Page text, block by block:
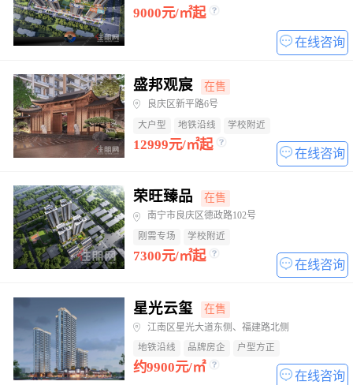
9000元/㎡起
在线咨询
盛邦观宸 在售
良庆区新平路6号
大户型 地铁沿线 学校附近
12999元/㎡起
在线咨询
荣旺臻品 在售
南宁市良庆区德政路102号
刚需专场 学校附近
7300元/㎡起
在线咨询
星光云玺 在售
江南区星光大道东侧、福建路北侧
地铁沿线 品牌房企 户型方正
约9900元/㎡
在线咨询